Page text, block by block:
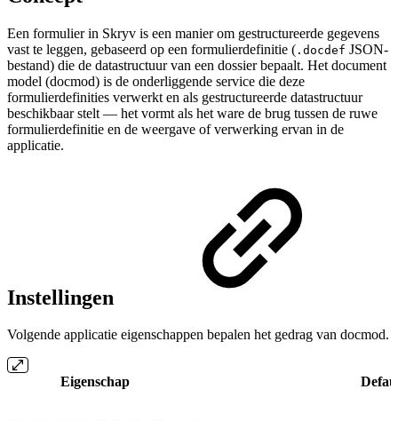
Een formulier in Skryv is een manier om gestructureerde gegevens
vast te leggen, gebaseerd op een formulierdefinitie ( .docdef JSON-
bestand) die de datastructuur van een dossier bepaalt. Het document
model (docmod) is de onderliggende service die deze
formulierdefinities verwerkt en als gestructureerde datastructuur
beschikbaar stelt — het vormt als het ware de brug tussen de ruwe
formulierdefinitie en de weergave of verwerking ervan in de
applicatie.
Instellingen
Volgende applicatie eigenschappen bepalen het gedrag van docmod.
Eigenschap